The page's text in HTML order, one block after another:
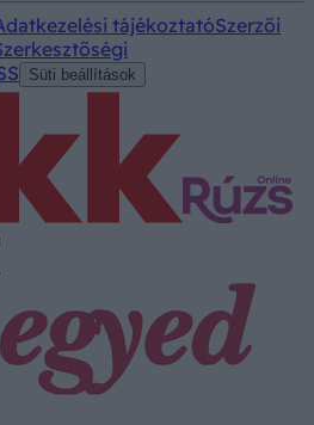
tájékoztatóSzerzői
Süti beállítások